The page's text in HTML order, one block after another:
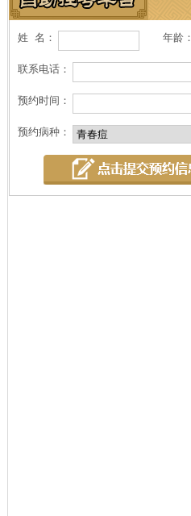
姓 名： 年龄：
联系电话：
预约时间：
预约病种：